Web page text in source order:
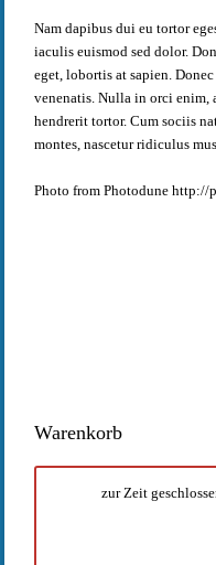
Nam dapibus dui eu tortor
iaculis euismod sed dolor.
eget, lobortis at sapien.
venenatis. Nulla in orci enim,
hendrerit tortor. Cum sociis
montes, nascetur ridiculus
Photo from Photodune
Warenkorb
zur Zeit